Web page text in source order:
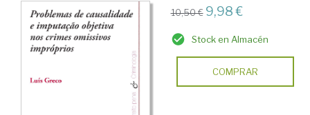
10,50 € 9,98 €
Stock en Almacén
COMPRAR